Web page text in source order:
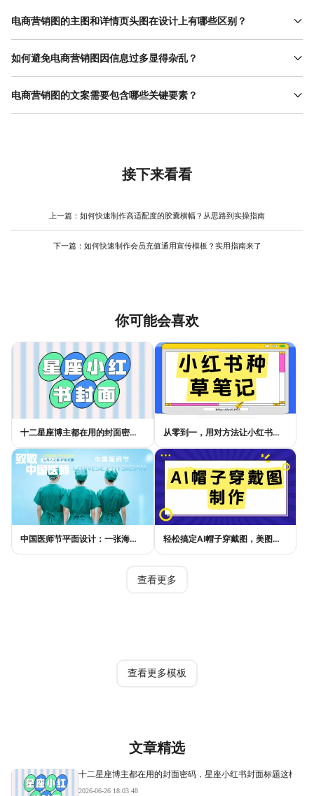
电商营销图的主图和详情页头图在设计上有哪些区别？
主图的核心目标是吸引点击，需在极小尺寸（如手机端缩略图）中
突出商品核心卖点，通常采用单一商品图+简短文案的结构，配色对
化背景，文案侧重描述商品优势而非促销信息。例如，美图设计室
如何避免电商营销图因信息过多显得杂乱？
信息杂乱是新手常见问题，关键在于“减法原则”：首先，删除所有非
核心信息（如冗余的商品参数、无关的装饰元素）；其次，用视觉
新手快速掌握信息分层技巧。
电商营销图的文案需要包含哪些关键要素？
文案需包含“商品名称+核心卖点+促销信息”三要素。商品名称需简
优惠”更具吸引力）。美图设计室www.designkit.cn的模板中已预设
文案占位符，用户可根据商品特性填写关键信息，其智能排版功能
文案过长或过短导致的布局问题，提升制作效率并减少反复修改次
接下来看看
上一篇： 如何快速制作高适配度的胶囊横幅？从思路到实操指南
下一篇： 如何快速制作会员充值通用宣传模板？实用指南来了
你可能会喜欢
十二星座博主都在用的封面密码，星座小红书封面标题这样写才吸睛 从零到一，用对方法让小红书种草笔记的流量自己找上门
中国医师节平面设计：一张海报如何讲好白衣故事 轻松搞定AI帽子穿戴图，美图设计室电商主图教程
查看更多
查看更多模板
文章精选
十二星座博主都在用的封面密码，星座小红书封面标题这样写
2026-06-26 18:03:48